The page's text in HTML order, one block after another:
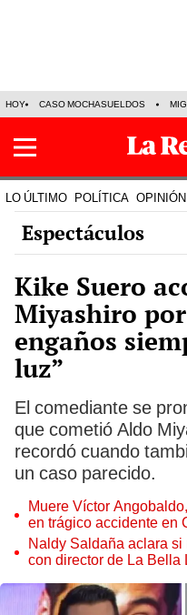
HOY CASO MOCHASUELDOS
LO ÚLTIMO POLÍTICA OPINIÓN
Espectáculos
Kike Suero
Miyashiro
engaños
luz”
El comediante se
que cometió Aldo
recordó cuando
un caso parecido.
Muere Víctor
en trágico accidente en
Naldy Saldaña aclara
con director de La Bella